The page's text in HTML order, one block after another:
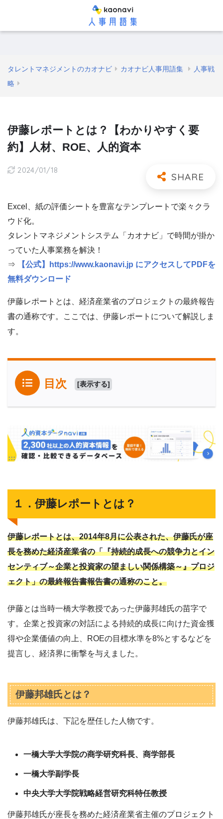
タレントマネジメントのカオナビ カオナビ人事用語集
人事戦
略
伊藤レポートとは？【わかりやすく要
約】人材、ROE、人的資本
2024/01/18
Excel、紙の評価シートを豊富なテンプレートで楽々クラ
ウド化。
タレントマネジメントシステム「カオナビ」で時間が掛か
っていた人事業務を解決！
⇒
【公式】https://www.kaonavi.jp にアクセスしてPDFを
無料ダウンロード
伊藤レポートとは、経済産業省のプロジェクトの最終報告
書の通称です。ここでは、伊藤レポートについて解説しま
す。
目次 [表示する]
１．伊藤レポートとは？
伊藤レポートとは、2014年8月に公表された、伊藤氏が座
長を務めた経済産業省の「『持続的成長への競争力とイン
センティブ～企業と投資家の望ましい関係構築～』プロジ
ェクト」の最終報告書報告書の通称のこと。
伊藤とは当時一橋大学教授であった伊藤邦雄氏の苗字で
す。企業と投資家の対話による持続的成長に向けた資金獲
得や企業価値の向上、ROEの目標水準を8%とするなどを
提言し、経済界に衝撃を与えました。
伊藤邦雄氏とは？
伊藤邦雄氏は、下記を歴任した人物です。
一橋大学大学院の商学研究科長、商学部長
一橋大学副学長
中央大学大学院戦略経営研究科特任教授
伊藤邦雄氏が座長を務めた経済産業省主催のプロジェクト